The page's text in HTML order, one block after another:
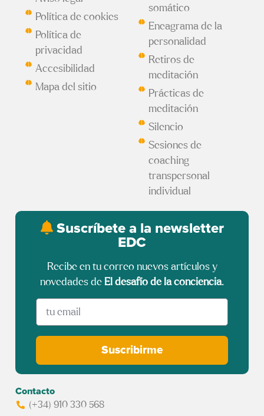
Política de cookies
Política de
privacidad
Accesibilidad
Mapa del sitio
somático
Eneagrama de la
personalidad
Retiros de
meditación
Prácticas de
meditación
Silencio
Sesiones de
coaching
transpersonal
individual
Suscríbete a la newsletter
EDC
Recibe en tu correo nuevos artículos y
novedades de El desafío de la conciencia.
Suscribirme
Contacto
(+34) 910 330 568